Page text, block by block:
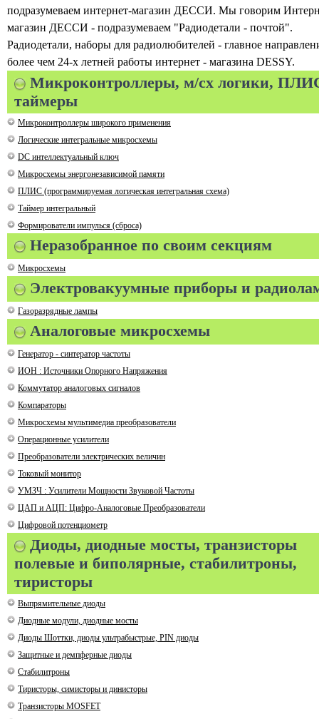
подразумеваем интернет-магазин ДЕССИ. Мы говорим
магазин ДЕССИ - подразумеваем "Радиодетали - почтой".
Радиодетали, наборы для радиолюбителей - главное
более чем 24-х летней работы интернет - магазина DESSY.
Микроконтроллеры, м/сх логики,
таймеры
Микроконтроллеры широкого применения
Логические интегральные микросхемы
DC интеллектуальный ключ
Микросхемы энергонезависимой памяти
ПЛИС (программируемая логическая интегральная схема)
Таймер интегральный
Формирователи импулься (сброса)
Неразобранное по своим секциям
Микросхемы
Электровакуумные приборы и
Газоразрядные лампы
Аналоговые микросхемы
Генератор - синтератор частоты
ИОН : Источники Опорного Напряжения
Коммутатор аналоговых сигналов
Компараторы
Микросхемы мультимедиа преобразователи
Операционные усилители
Преобразователи электрических величин
Токовый монитор
УМЗЧ : Усилители Мощности Звуковой Частоты
ЦАП и АЦП: Цифро-Аналоговые Преобразователи
Цифровой потенциометр
Диоды, диодные мосты, транзисторы
полевые и биполярные, стабилитроны,
тиристоры
Выпрямительные диоды
Диодные модули, диодные мосты
Диоды Шоттки, диоды ультрабыстрые, PIN диоды
Защитные и демпферные диоды
Стабилитроны
Тиристоры, симисторы и динисторы
Транзисторы MOSFET